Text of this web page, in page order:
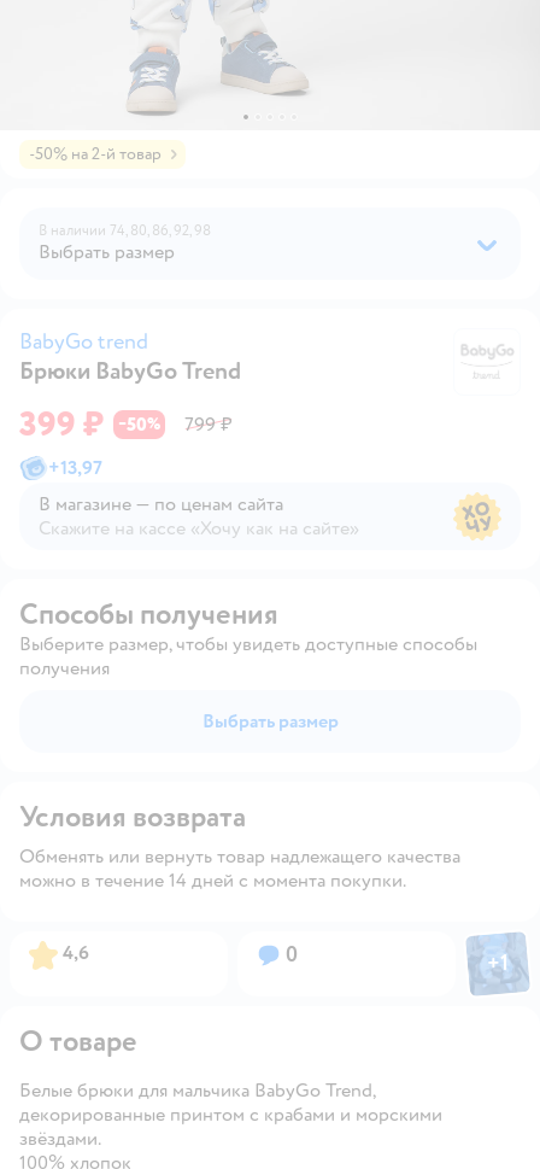
-50% на 2-й товар
В наличии 74, 80, 86, 92, 98
Выбрать размер
BabyGo trend
Брюки BabyGo Trend
399 ₽ −50%
799 ₽
+13,97
В магазине — по ценам сайта
Скажите на кассе «Хочу как на сайте»
Способы получения
Выберите размер, чтобы увидеть доступные способы
получения
Выбрать размер
Условия возврата
Обменять или вернуть товар надлежащего качества
можно в течение 14 дней с момента покупки.
Рейтинг:
4,6 Вопросов:
0 Фото
+1
О товаре
Белые брюки для мальчика BabyGo Trend,
декорированные принтом с крабами и морскими
звёздами.
100% хлопок